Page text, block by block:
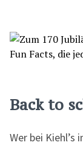
Back to
Wer bei